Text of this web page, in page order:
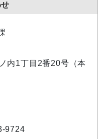
内1丁目2番20号（本
9724